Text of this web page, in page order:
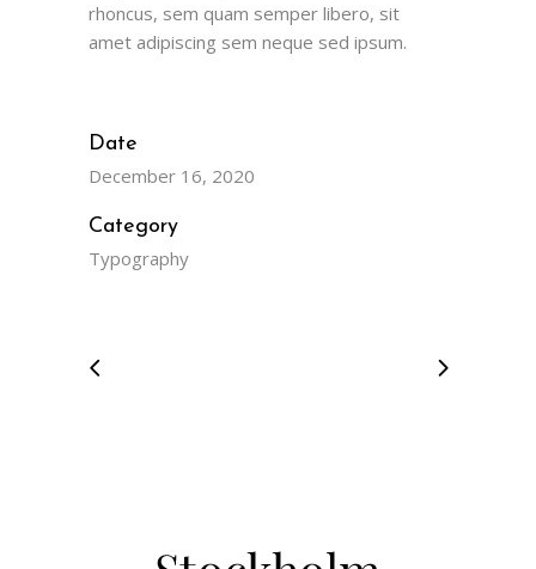
rhoncus, sem quam semper libero, sit
amet adipiscing sem neque sed ipsum.
Date
December 16, 2020
Category
Typography